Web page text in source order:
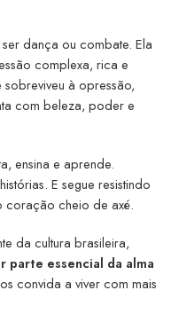
dança ou combate. Ela
complexa, rica e
à opressão,
com beleza, poder e
ensina e aprende.
E segue resistindo
coração cheio de axé.
da cultura brasileira,
parte essencial da alma
convida a viver com mais